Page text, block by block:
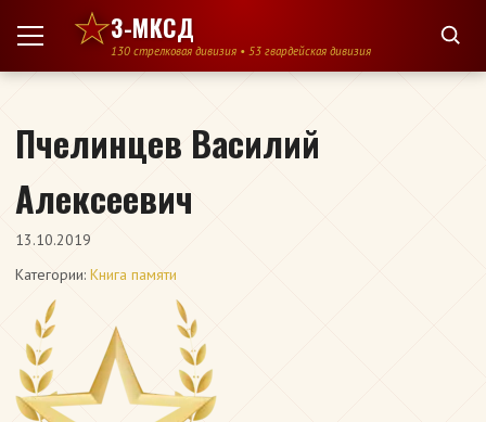
Перейти к содержимому
3-МКСД
130 стрелковая дивизия • 53 гвардейская дивизия
Пчелинцев Василий
Алексеевич
13.10.2019
Категории: Книга памяти